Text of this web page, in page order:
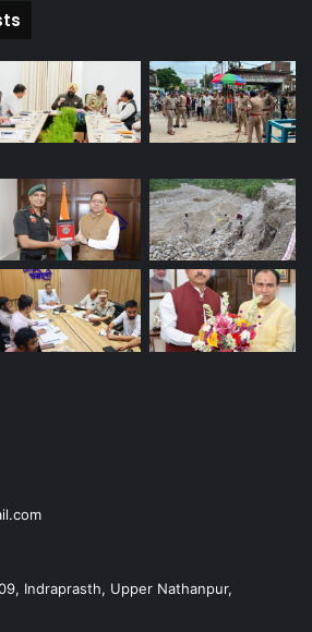
Indraprasth, Upper Nathanpur,